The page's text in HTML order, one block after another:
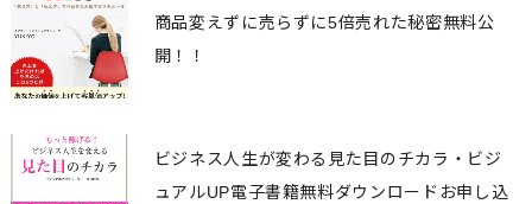
商品変えずに売らずに5倍売れた秘密無料公
開！！
ビジネス人生が変わる見た目のチカラ・ビジ
ュアルUP電子書籍無料ダウンロードお申し込